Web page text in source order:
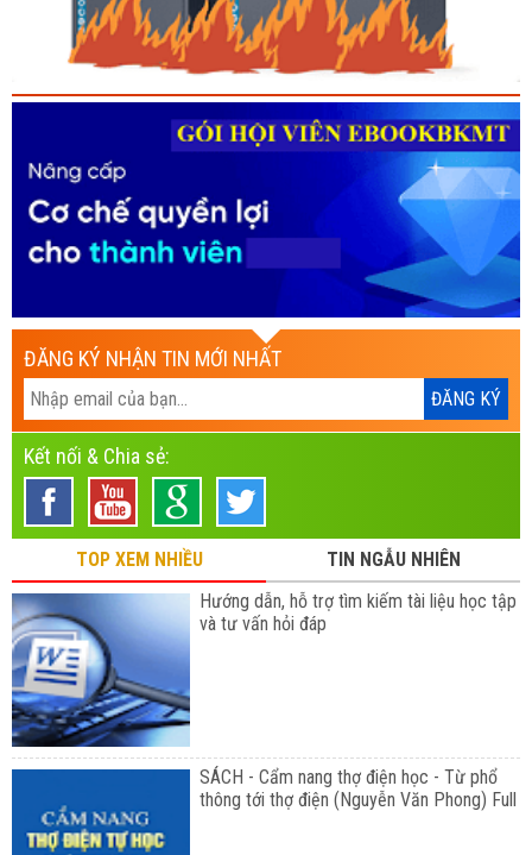
ĐĂNG KÝ NHẬN TIN MỚI NHẤT
Kết nối & Chia sẻ:
TOP XEM NHIỀU
TIN NGẪU NHIÊN
Hướng dẫn, hỗ trợ tìm kiếm tài liệu học tập
và tư vấn hỏi đáp
SÁCH - Cẩm nang thợ điện học - Từ phổ
thông tới thợ điện (Nguyễn Văn Phong) Full